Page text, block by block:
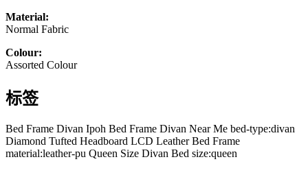
Material:
Normal Fabric
Colour:
Assorted Colour
标签
Bed Frame Divan Ipoh Bed Frame Divan Near Me bed-type:divan
Diamond Tufted Headboard LCD Leather Bed Frame
material:leather-pu Queen Size Divan Bed size:queen